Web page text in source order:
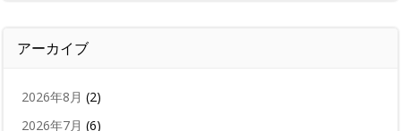
アーカイブ
2026年8月 (2)
2026年7月 (6)